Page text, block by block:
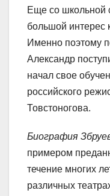
Еще со школьной
большой интерес
Именно поэтому
Александр
начал свое
российского
Товстоногова.
Биография
примером
течение многих
различных